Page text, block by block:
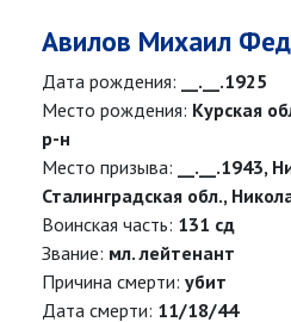
Авилов Михаил
Дата рождения:
__.__.1925
Место рождения: Курская
р-н
Место призыва:
__.__.1943,
Сталинградская обл.,
Воинская часть: 131 сд
Звание: мл. лейтенант
Причина смерти: убит
Дата смерти: 11/18/44